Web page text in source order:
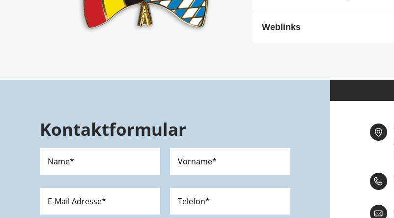
Weblinks
Kontaktformular